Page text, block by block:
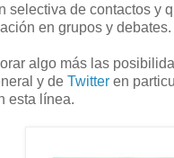
selectiva de contactos y
en grupos y debates.
algo más las
y de Twitter en
esta línea.